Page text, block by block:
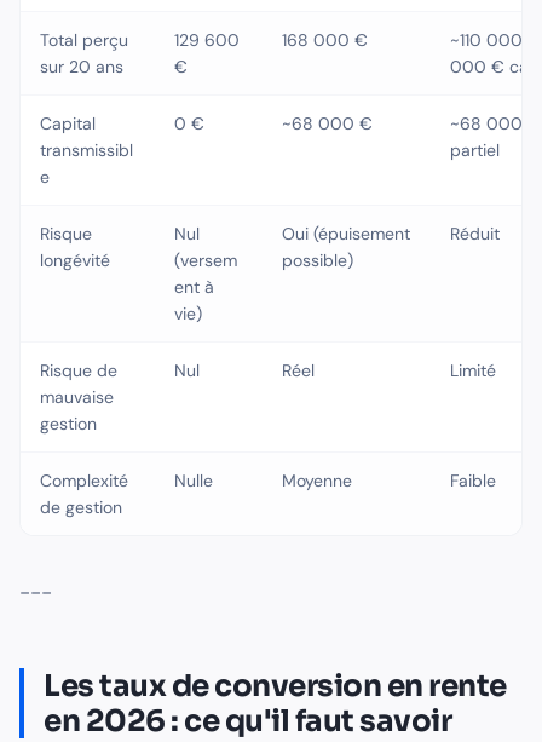
Total perçu
sur 20 ans
129 600
€
168 000 €
~110 000
000 €
Capital
transmissibl
e
0 € ~68 000 €
~68 000 €
partiel
Risque
longévité
Nul
(versem
ent à
vie)
Oui (épuisement
possible)
Réduit
Risque de
mauvaise
gestion
Nul Réel Limité
Complexité
de gestion
Nulle Moyenne Faible
---
Les taux de conversion en rente
en 2026 : ce qu'il faut savoir